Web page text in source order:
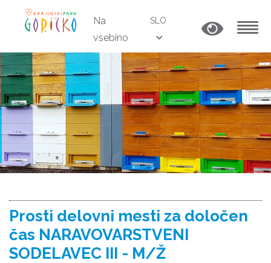
Na
vsebino
SLO
Prosti delovni mesti za določen
čas NARAVOVARSTVENI
SODELAVEC III - M/Ž